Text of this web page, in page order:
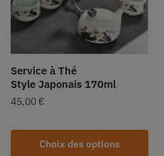
Service à Thé
Style Japonais 170ml
45,00 €
Choix des options